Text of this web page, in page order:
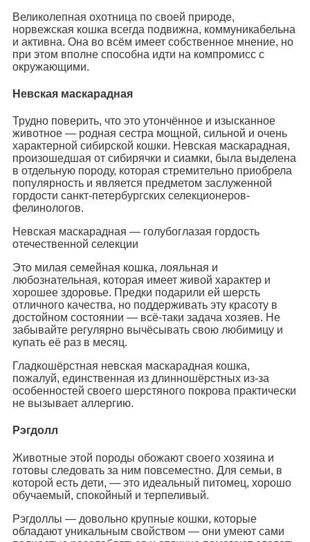
Великолепная охотница по своей природе,
норвежская кошка всегда подвижна, коммуникабельна
и активна. Она во всём имеет собственное мнение, но
при этом вполне способна идти на компромисс с
окружающими.
Невская маскарадная
Трудно поверить, что это утончённое и изысканное
животное — родная сестра мощной, сильной и очень
характерной сибирской кошки. Невская маскарадная,
произошедшая от сибирячки и сиамки, была выделена
в отдельную породу, которая стремительно приобрела
популярность и является предметом заслуженной
гордости санкт-петербургских селекционеров-
фелинологов.
Невская маскарадная — голубоглазая гордость
отечественной селекции
Это милая семейная кошка, лояльная и
любознательная, которая имеет живой характер и
хорошее здоровье. Предки подарили ей шерсть
отличного качества, но поддерживать эту красоту в
достойном состоянии — всё-таки задача хозяев. Не
забывайте регулярно вычёсывать свою любимицу и
купать её раз в месяц.
Гладкошёрстная невская маскарадная кошка,
пожалуй, единственная из длинношёрстных из-за
особенностей своего шерстяного покрова практически
не вызывает аллергию.
Рэгдолл
Животные этой породы обожают своего хозяина и
готовы следовать за ним повсеместно. Для семьи, в
которой есть дети, — это идеальный питомец, хорошо
обучаемый, спокойный и терпеливый.
Рэгдоллы — довольно крупные кошки, которые
обладают уникальным свойством — они умеют сами